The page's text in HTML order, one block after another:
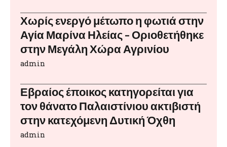
Χωρίς ενεργό μέτωπο η φωτιά στην
Αγία Μαρίνα Ηλείας – Οριοθετήθηκε
στην Μεγάλη Χώρα Αγρινίου
admin
Εβραίος έποικος κατηγορείται για
τον θάνατο Παλαιστίνιου ακτιβιστή
στην κατεχόμενη Δυτική Όχθη
admin